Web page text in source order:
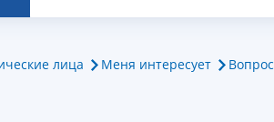
лица Меня интересует